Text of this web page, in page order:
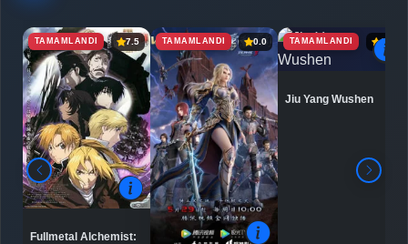
TAMAMLANDI 7.5
Fullmetal Alchemist:
TAMAMLANDI 0.0 TAMAMLANDI 6.9
Jiu Yang Wushen